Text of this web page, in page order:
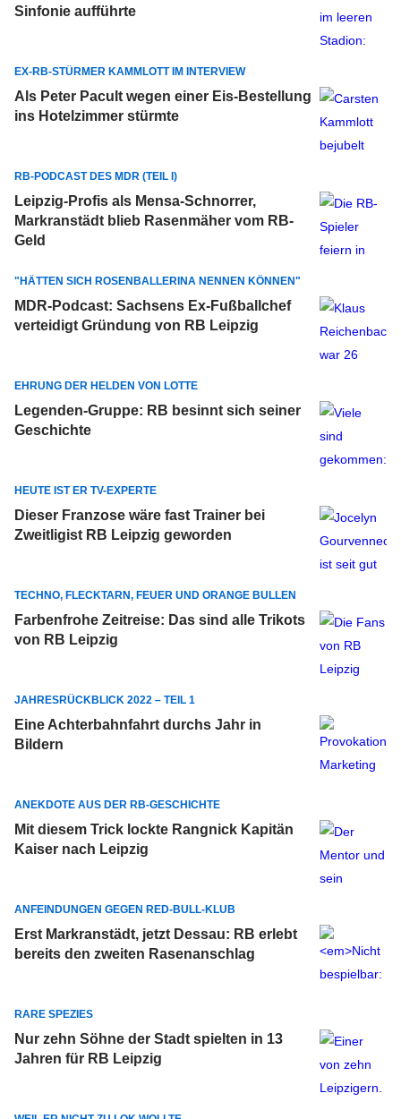
Sinfonie aufführte
EX-RB-STÜRMER KAMMLOTT IM INTERVIEW
Als Peter Pacult wegen einer Eis-Bestellung
ins Hotelzimmer stürmte
RB-PODCAST DES MDR (TEIL I)
Leipzig-Profis als Mensa-Schnorrer,
Markranstädt blieb Rasenmäher vom RB-
Geld
"HÄTTEN SICH ROSENBALLERINA NENNEN KÖNNEN"
MDR-Podcast: Sachsens Ex-Fußballchef
verteidigt Gründung von RB Leipzig
EHRUNG DER HELDEN VON LOTTE
Legenden-Gruppe: RB besinnt sich seiner
Geschichte
HEUTE IST ER TV-EXPERTE
Dieser Franzose wäre fast Trainer bei
Zweitligist RB Leipzig geworden
TECHNO, FLECKTARN, FEUER UND ORANGE BULLEN
Farbenfrohe Zeitreise: Das sind alle Trikots
von RB Leipzig
JAHRESRÜCKBLICK 2022 – TEIL 1
Eine Achterbahnfahrt durchs Jahr in
Bildern
ANEKDOTE AUS DER RB-GESCHICHTE
Mit diesem Trick lockte Rangnick Kapitän
Kaiser nach Leipzig
ANFEINDUNGEN GEGEN RED-BULL-KLUB
Erst Markranstädt, jetzt Dessau: RB erlebt
bereits den zweiten Rasenanschlag
RARE SPEZIES
Nur zehn Söhne der Stadt spielten in 13
Jahren für RB Leipzig